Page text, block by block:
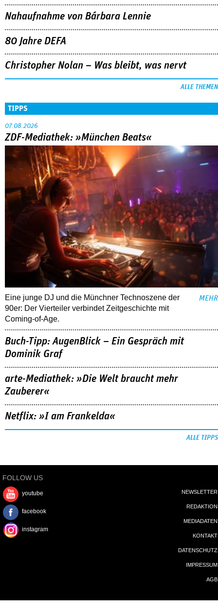
Nahaufnahme von Bárbara Lennie
80 Jahre DEFA
Christopher Nolan – Was bleibt, was nervt
ALLE THEMEN
TIPPS
07.08.2026
ZDF-Mediathek: »München Beats«
Eine junge DJ und die Münchner Technoszene der
90er: Der Vierteiler verbindet Zeitgeschichte mit
Coming-of-Age.
MEHR
Buch-Tipp: AugenBlick – Ein Gespräch mit
Dominik Graf
arte-Mediathek: »Die Welt braucht mehr
Zauberer«
Netflix: »I am Frankelda«
ALLE TIPPS
FOLLOW US
youtube
facebook
instagram
NEWSLETTER
REDAKTION
MEDIADATEN
KONTAKT
DATENSCHUTZ
IMPRESSUM
AGB